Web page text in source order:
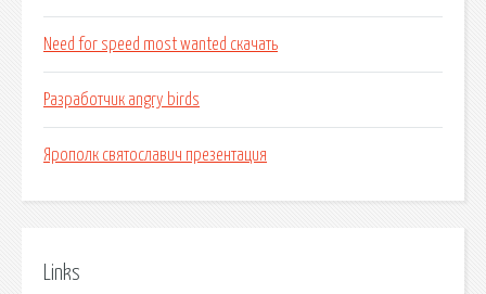
Need for speed most wanted скачать
Разработчик angry birds
Ярополк святославич презентация
Links